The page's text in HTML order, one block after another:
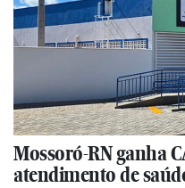
Mossoró-RN ganha
atendimento de